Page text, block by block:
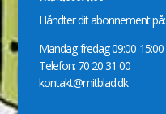
Håndter dit abonnement på:
Mandag-fredag 09:00-15:00
Telefon: 70 20 31 00
kontakt@mitblad.dk